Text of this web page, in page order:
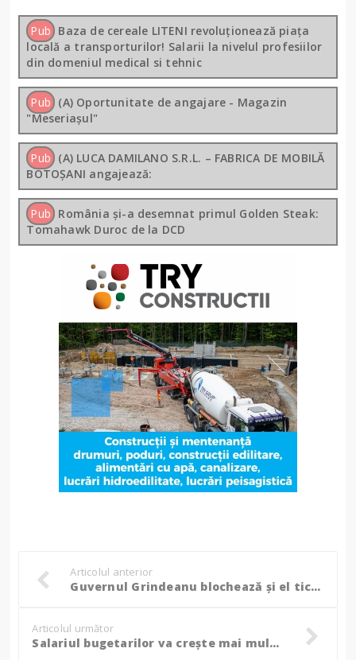
Pub Baza de cereale LITENI revoluționează piața
locală a transporturilor! Salarii la nivelul profesiilor
din domeniul medical si tehnic
Pub (A) Oportunitate de angajare - Magazin
"Meseriașul"
Pub (A) LUCA DAMILANO S.R.L. – FABRICA DE MOBILĂ
BOTOȘANI angajează:
Pub România și-a desemnat primul Golden Steak:
Tomahawk Duroc de la DCD
Articolul anterior
Guvernul Grindeanu blochează și el tichetele de masă, tichetele cadou, primele, cupoanele sociale pentru elevi, 500 de euro pentru nou-născuți, indemnizații sociale
Articolul următor
Salariul bugetarilor va creşte mai mult decât al angajaţilor din privat, în anii următori